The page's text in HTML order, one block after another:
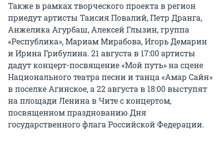
Также в рамках творческого проекта в регион
приедут артисты Таисия Повалий, Петр Дранга,
Анжелика Агурбаш, Алексей Глызин, группа
«Республика», Мариам Мирабова, Игорь Демарин
и Ирина Грибулина. 21 августа в 17:00 артисты
дадут концерт-посвящение «Мой путь» на сцене
Национального театра песни и танца «Амар Сайн»
в поселке Агинское, а 22 августа в 18:00 выступят
на площади Ленина в Чите с концертом,
посвященном празднованию Дня
государственного флага Российской Федерации.